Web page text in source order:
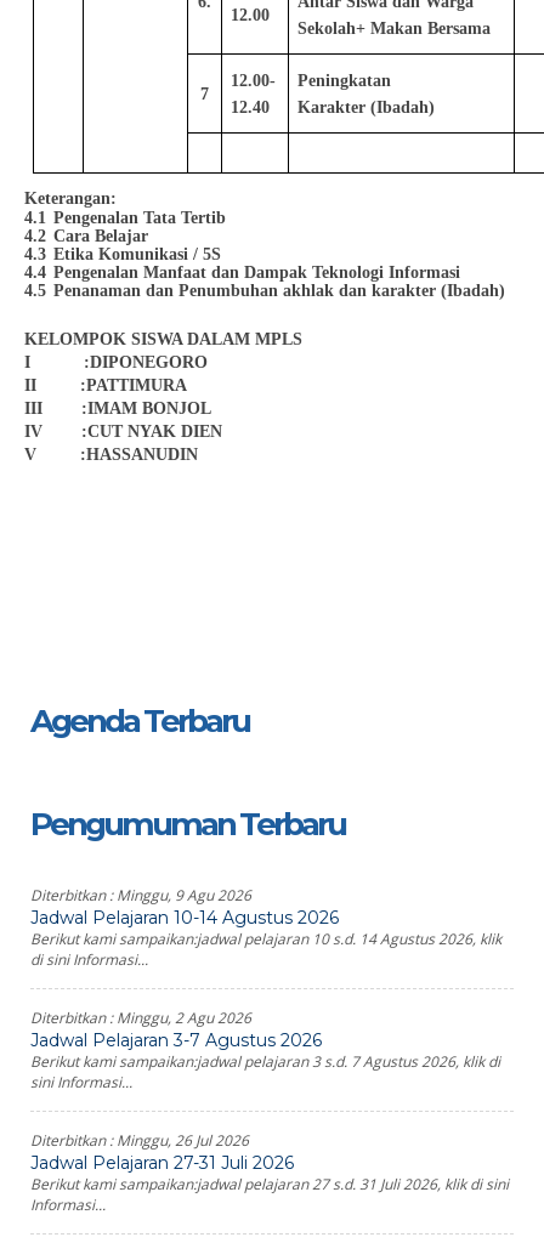
12.00
Sekolah+ Makan Bersama
7
12.00-
12.40
Peningkatan
Karakter (Ibadah)
Keterangan:
4.1 Pengenalan Tata Tertib
4.2 Cara Belajar
4.3 Etika Komunikasi / 5S
4.4 Pengenalan Manfaat dan Dampak Teknologi Informasi
4.5 Penanaman dan Penumbuhan akhlak dan karakter (Ibadah)
KELOMPOK SISWA DALAM MPLS
I :DIPONEGORO
II :PATTIMURA
III :IMAM BONJOL
IV :CUT NYAK DIEN
V :HASSANUDIN
Agenda Terbaru
Pengumuman Terbaru
Diterbitkan :Minggu, 9 Agu 2026
Jadwal Pelajaran 10-14 Agustus 2026
Berikut kami sampaikan:jadwal pelajaran 10 s.d. 14 Agustus 2026, klik
di sini Informasi...
Diterbitkan :Minggu, 2 Agu 2026
Jadwal Pelajaran 3-7 Agustus 2026
Berikut kami sampaikan:jadwal pelajaran 3 s.d. 7 Agustus 2026, klik di
sini Informasi...
Diterbitkan :Minggu, 26 Jul 2026
Jadwal Pelajaran 27-31 Juli 2026
Berikut kami sampaikan:jadwal pelajaran 27 s.d. 31 Juli 2026, klik di sini
Informasi...